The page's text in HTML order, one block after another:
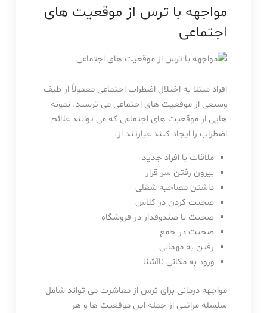
مواجهه با ترس از موقعیت های
اجتماعی
افراد مبتلا به اختلال اضطراب اجتماعی معمولاً از طیف
وسیعی از موقعیت های اجتماعی می ترسند. نمونه
هایی از موقعیت های اجتماعی که می توانند علائم
اضطراب را ایجاد کنند عبارتند از:
ملاقات با افراد جدید
بیرون رفتن سر قرار
داشتن مصاحبه شغلی
صحبت کردن در کلاس
صحبت با صندوقدار در فروشگاه
صحبت در جمع
رفتن به مهمانی
ورود به مکانی ناآشنا
مواجهه درمانی برای ترس از معاشرت می تواند شامل
سلسله مراتبی از جمله این موقعیت ها و هر